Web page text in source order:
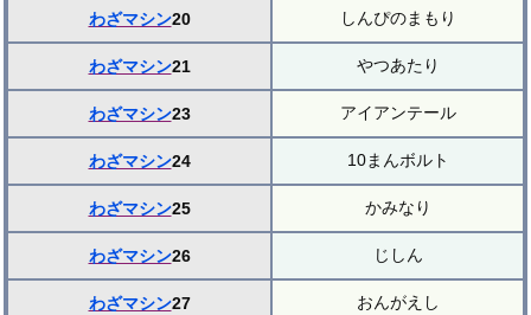
わざマシン20 しんぴのまもり
わざマシン21 やつあたり
わざマシン23 アイアンテール
わざマシン24 10まんボルト
わざマシン25 かみなり
わざマシン26 じしん
わざマシン27 おんがえし